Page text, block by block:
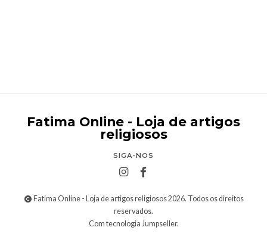
Fatima Online - Loja de artigos
religiosos
SIGA-NOS
Fatima Online - Loja de artigos religiosos 2026. Todos os direitos
reservados.
Com tecnologia Jumpseller.